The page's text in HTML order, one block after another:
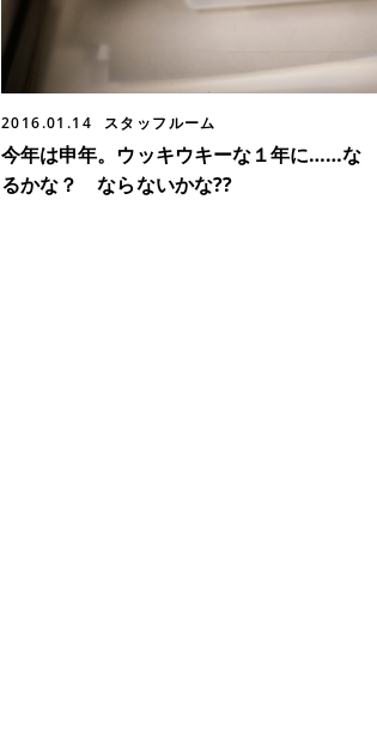
2016.01.14 スタッフルーム
今年は申年。ウッキウキーな１年に……な
るかな？ ならないかな??